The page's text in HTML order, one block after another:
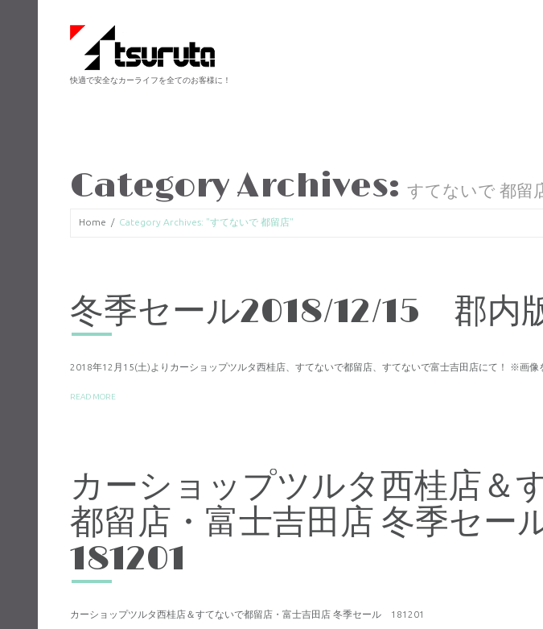
快適で安全なカーライフを全てのお客様に！
Category Archives: すてないで 都留
Home Category Archives: "すてないで 都留店"
冬季セール2018/12/15 郡内
2018年12月15(土)よりカーショップツルタ西桂店、すてないで都留店、すてないで富士吉田店にて！ ※画像
READ MORE
カーショップツルタ西桂店＆
都留店・富士吉田店 冬季セー
181201
カーショップツルタ西桂店＆すてないで都留店・富士吉田店 冬季セール 181201